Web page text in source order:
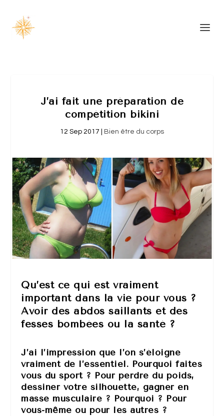
J’ai fait une préparation de
compétition bikini
12 Sep 2017 Bien être du corps
Qu’est ce qui est vraiment
important dans la vie pour vous ?
Avoir des abdos saillants et des
fesses bombées ou la santé ?
J’ai l’impression que l’on s’éloigne
vraiment de l’essentiel. Pourquoi faites
vous du sport ? Pour perdre du poids,
dessiner votre silhouette, gagner en
masse musculaire ? Pourquoi ? Pour
vous-même ou pour les autres ?